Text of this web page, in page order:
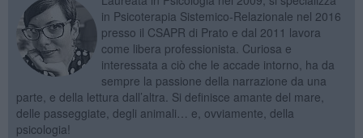
in Psicoterapia Sistemico-Relazionale nel 2016
presso il CSAPR di Prato e dal 2011 lavora
come libera professionista. Curiosa e
interessata a ciò che le accade intorno, ha da
sempre la passione della narrazione da una
parte, e della lettura dall’altra. Si definisce amante del mare,
delle passeggiate, degli animali… e, ovviamente, della
psicologia!